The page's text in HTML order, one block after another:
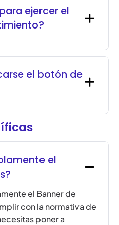
ejercer el
el botón de
el
el Banner de
con la normativa de
poner a